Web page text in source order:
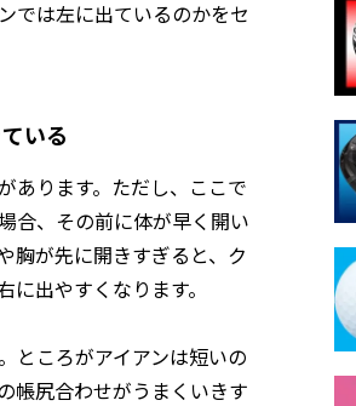
では左に出ているのかをセ
いる
あります。ただし、ここで
合、その前に体が早く開い
胸が先に開きすぎると、ク
出やすくなります。
ところがアイアンは短いの
帳尻合わせがうまくいきす